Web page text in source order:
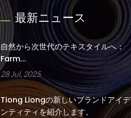
最新ニュース
自然から次世代のテキスタイルへ：
Farm...
28 Jul, 2025
Tiong Liongの新しいブランドアイデ
ンティティを紹介します。